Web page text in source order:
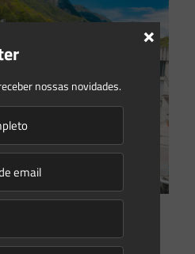
e a relevância do Plano
nossas novidades.
×